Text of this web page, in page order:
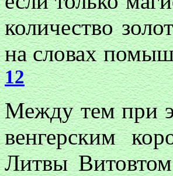
количество
на словах
12
Между тем при
венгерским
Литвы